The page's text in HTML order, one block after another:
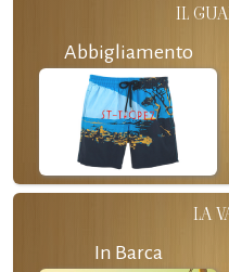
IL
Abbigliamento
LA
In Barca